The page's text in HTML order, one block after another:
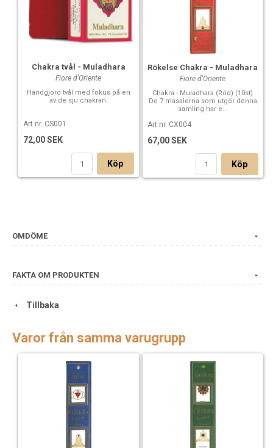
Chakra tvål - Muladhara
Fiore d'Oriente
Handgjord tvål med fokus på en
av de sju chakran.
Art nr. CS001
72,00 SEK
Köp
Rökelse Chakra - Muladhara
Fiore d'Oriente
Chakra - Muladhara (Röd) (10st)
De 7 masalerna som utgör denna
samling har e...
Art nr. CX004
67,00 SEK
Köp
OMDÖME
FAKTA OM PRODUKTEN
Tillbaka
Varor från samma varugrupp